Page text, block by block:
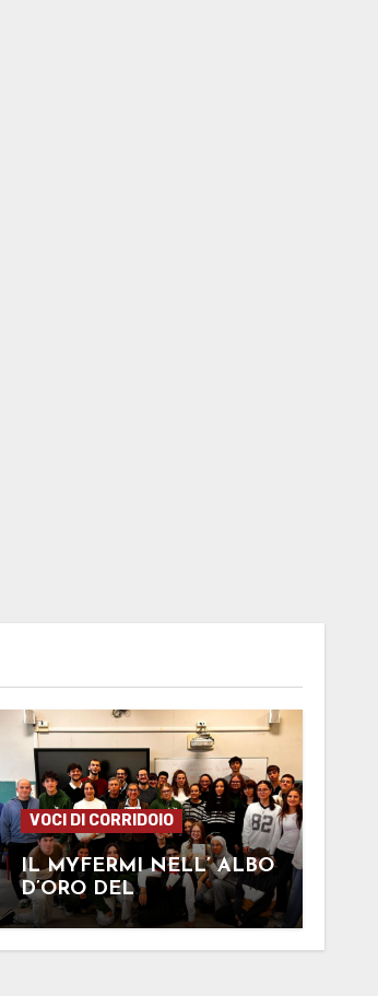
VOCI DI CORRIDOIO
IL MYFERMI NELL’ ALBO
D’ORO DEL
GIORNALISMO